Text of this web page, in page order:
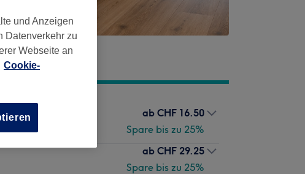
ab CHF 16.50
Spare bis zu 25%
ab CHF 29.25
Spare bis zu 25%
und Anzeigen
Datenverkehr zu
Webseite an
Cookie-